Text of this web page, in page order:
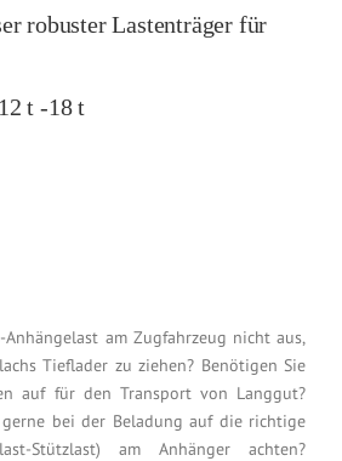
robuster Lastenträger für
t -18 t
Anhängelast am Zugfahrzeug nicht aus,
Tieflader zu ziehen? Benötigen Sie
auf für den Transport von Langgut?
bei der Beladung auf die richtige
Stützlast) am Anhänger achten?